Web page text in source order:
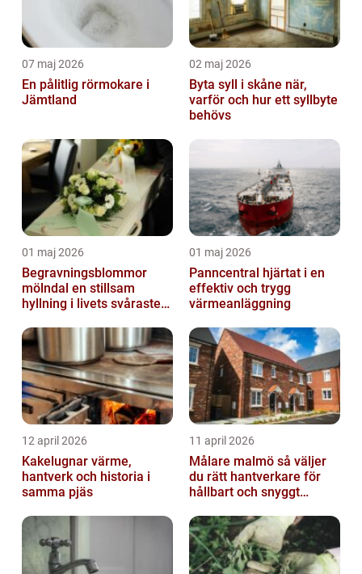
07 maj 2026
En pålitlig rörmokare i
Jämtland
02 maj 2026
Byta syll i skåne när,
varför och hur ett syllbyte
behövs
01 maj 2026
Begravningsblommor
mölndal en stillsam
hyllning i livets svåraste
01 maj 2026
Panncentral hjärtat i en
effektiv och trygg
värmeanläggning
12 april 2026
Kakelugnar värme,
hantverk och historia i
samma pjäs
11 april 2026
Målare malmö så väljer
du rätt hantverkare för
hållbart och snyggt